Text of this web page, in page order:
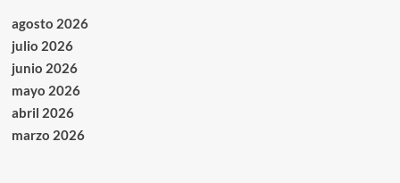
agosto 2026
julio 2026
junio 2026
mayo 2026
abril 2026
marzo 2026